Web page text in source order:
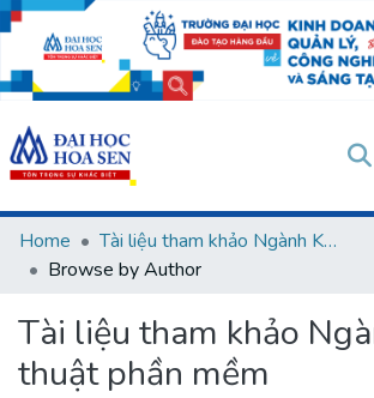
Communities & Collections
All of DSpace
User guides
Usage rules
Verify account
Home
Tài liệu tham khảo Ngành Kỹ thuật phần mềm
Browse by Author
Tài liệu tham khảo
thuật phần mềm